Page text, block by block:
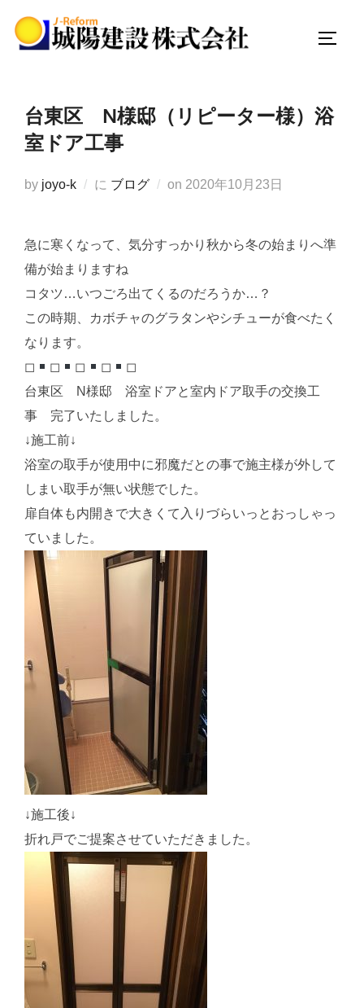
台東区 N様邸（リピーター様）浴
室ドア工事
by joyo-k に ブログ on 投
2020年10月23日
急に寒くなって、気分すっかり秋から冬の始まりへ準
備が始まりますね
コタツ…いつごろ出てくるのだろうか…？
この時期、カボチャのグラタンやシチューが食べたく
なります。
◻︎
◻︎ ◻︎ ◻︎
◻︎
台東区 N様邸 浴室ドアと室内ドア取手の交換工
事 完了いたしました。
↓施工前↓
浴室の取手が使用中に邪魔だとの事で施主様が外して
しまい取手が無い状態でした。
扉自体も内開きで大きくて入りづらいっとおっしゃっ
ていました。
↓施工後↓
折れ戸でご提案させていただきました。